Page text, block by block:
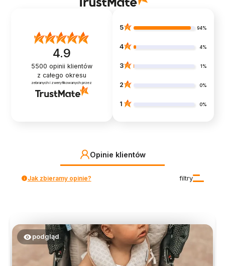
4.9
5500 opinii klientów
z całego okresu
zebranych i zweryfikowanych przez
5 94%
4 4%
3 1%
2 0%
1 0%
Opinie klientów
filtry
Jak zbieramy opinie?
podgląd